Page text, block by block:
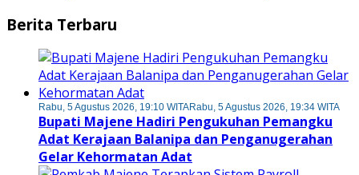
Berita Terbaru
Rabu, 5 Agustus 2026, 19:10 WITARabu, 5 Agustus 2026, 19:34 WITA
Bupati Majene Hadiri Pengukuhan Pemangku
Adat Kerajaan Balanipa dan Penganugerahan
Gelar Kehormatan Adat